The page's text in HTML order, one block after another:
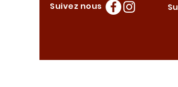
Suivez nous